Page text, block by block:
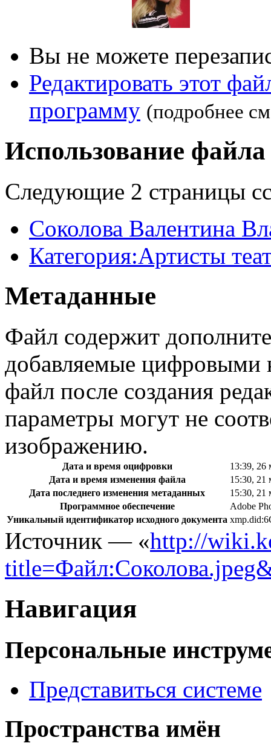
Вы не можете
Редактировать этот
программу (подробнее
Использование файла
Следующие 2 страницы
Соколова Валентина
Категория:Артисты
Метаданные
Файл содержит
добавляемые цифровыми
файл после создания
параметры могут не
изображению.
Дата и время оцифровки
13:39, 26
Дата и время изменения файла
15:30, 21
Дата последнего изменения метаданных
15:30, 21
Программное обеспечение
Adobe
Уникальный идентификатор исходного документа
Источник — «http://
Навигация
Персональные
Представиться системе
Пространства имён